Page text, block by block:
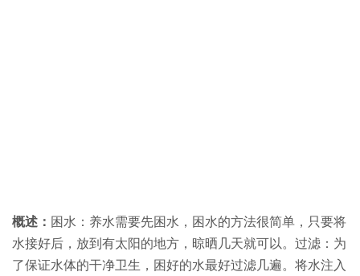
概述： 困水：养水需要先困水，困水的方法很简单，只要将
水接好后，放到有太阳的地方，晾晒几天就可以。过滤：为
了保证水体的干净卫生，困好的水最好过滤几遍。将水注入